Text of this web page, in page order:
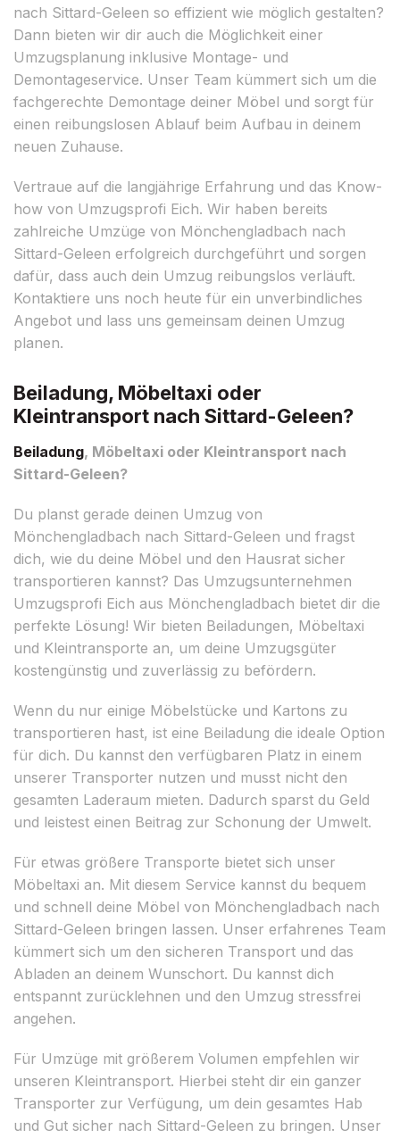
nach Sittard-Geleen so effizient wie möglich gestalten?
Dann bieten wir dir auch die Möglichkeit einer
Umzugsplanung inklusive Montage- und
Demontageservice. Unser Team kümmert sich um die
fachgerechte Demontage deiner Möbel und sorgt für
einen reibungslosen Ablauf beim Aufbau in deinem
neuen Zuhause.
Vertraue auf die langjährige Erfahrung und das Know-
how von Umzugsprofi Eich. Wir haben bereits
zahlreiche Umzüge von Mönchengladbach nach
Sittard-Geleen erfolgreich durchgeführt und sorgen
dafür, dass auch dein Umzug reibungslos verläuft.
Kontaktiere uns noch heute für ein unverbindliches
Angebot und lass uns gemeinsam deinen Umzug
planen.
Beiladung, Möbeltaxi oder
Kleintransport nach Sittard-Geleen?
Beiladung, Möbeltaxi oder Kleintransport nach
Sittard-Geleen?
Du planst gerade deinen Umzug von
Mönchengladbach nach Sittard-Geleen und fragst
dich, wie du deine Möbel und den Hausrat sicher
transportieren kannst? Das Umzugsunternehmen
Umzugsprofi Eich aus Mönchengladbach bietet dir die
perfekte Lösung! Wir bieten Beiladungen, Möbeltaxi
und Kleintransporte an, um deine Umzugsgüter
kostengünstig und zuverlässig zu befördern.
Wenn du nur einige Möbelstücke und Kartons zu
transportieren hast, ist eine Beiladung die ideale Option
für dich. Du kannst den verfügbaren Platz in einem
unserer Transporter nutzen und musst nicht den
gesamten Laderaum mieten. Dadurch sparst du Geld
und leistest einen Beitrag zur Schonung der Umwelt.
Für etwas größere Transporte bietet sich unser
Möbeltaxi an. Mit diesem Service kannst du bequem
und schnell deine Möbel von Mönchengladbach nach
Sittard-Geleen bringen lassen. Unser erfahrenes Team
kümmert sich um den sicheren Transport und das
Abladen an deinem Wunschort. Du kannst dich
entspannt zurücklehnen und den Umzug stressfrei
angehen.
Für Umzüge mit größerem Volumen empfehlen wir
unseren Kleintransport. Hierbei steht dir ein ganzer
Transporter zur Verfügung, um dein gesamtes Hab
und Gut sicher nach Sittard-Geleen zu bringen. Unser